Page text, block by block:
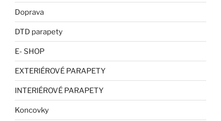
Doprava
DTD parapety
E- SHOP
EXTERIÉROVÉ PARAPETY
INTERIÉROVÉ PARAPETY
Koncovky